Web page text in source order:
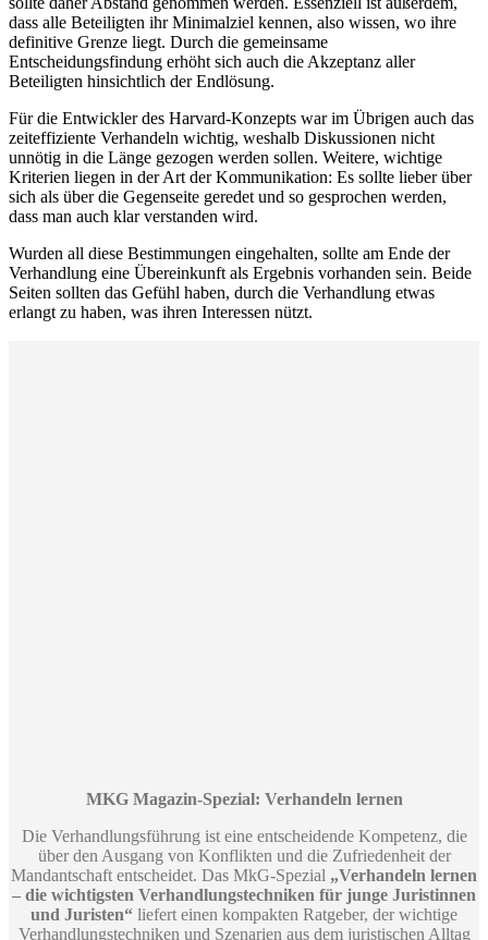
dass alle Beteiligten ihr Minimalziel kennen, also wissen, wo ihre
definitive Grenze liegt. Durch die gemeinsame
Entscheidungsfindung erhöht sich auch die Akzeptanz aller
Beteiligten hinsichtlich der Endlösung.
Für die Entwickler des Harvard-Konzepts war im Übrigen auch das
zeiteffiziente Verhandeln wichtig, weshalb Diskussionen nicht
unnötig in die Länge gezogen werden sollen. Weitere, wichtige
Kriterien liegen in der Art der Kommunikation: Es sollte lieber über
sich als über die Gegenseite geredet und so gesprochen werden,
dass man auch klar verstanden wird.
Wurden all diese Bestimmungen eingehalten, sollte am Ende der
Verhandlung eine Übereinkunft als Ergebnis vorhanden sein. Beide
Seiten sollten das Gefühl haben, durch die Verhandlung etwas
erlangt zu haben, was ihren Interessen nützt.
MKG Magazin-Spezial: Verhandeln lernen
Die Verhandlungsführung ist eine entscheidende Kompetenz, die
über den Ausgang von Konflikten und die Zufriedenheit der
Mandantschaft entscheidet. Das MkG-Spezial „Verhandeln lernen
– die wichtigsten Verhandlungstechniken für junge Juristinnen
und Juristen“ liefert einen kompakten Ratgeber, der wichtige
Verhandlungstechniken und Szenarien aus dem juristischen Alltag